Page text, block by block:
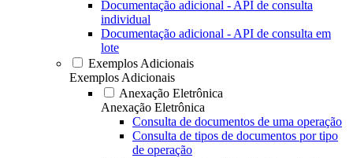
Documentação adicional - API de consulta
individual
Documentação adicional - API de consulta em
lote
Exemplos Adicionais
Exemplos Adicionais
Anexação Eletrônica
Anexação Eletrônica
Consulta de documentos de uma operação
Consulta de tipos de documentos por tipo
de operação